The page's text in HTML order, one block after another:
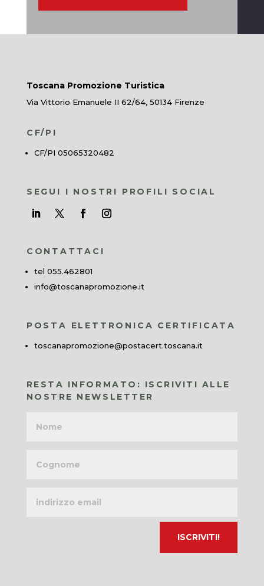
Toscana Promozione Turistica
Via Vittorio Emanuele II 62/64, 50134 Firenze
CF/PI
CF/PI 05065320482
SEGUI I NOSTRI PROFILI SOCIAL
CONTATTACI
tel 055.462801
info@toscanapromozione.it
POSTA ELETTRONICA CERTIFICATA
toscanapromozione@postacert.toscana.it
RESTA INFORMATO: ISCRIVITI ALLE
NOSTRE NEWSLETTER
email